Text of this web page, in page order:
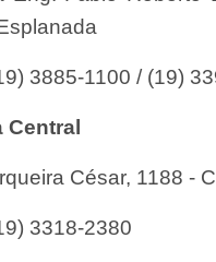
3885-1100 / (19)
Central
César, 1188 -
3318-2380